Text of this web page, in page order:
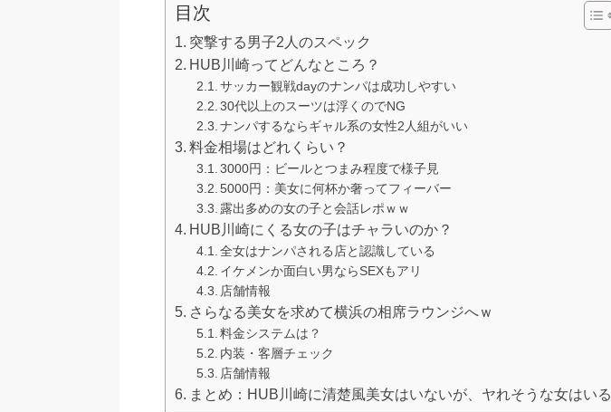
目次
突撃する男子2人のスペック
HUB川崎ってどんなところ？
サッカー観戦dayのナンパは成功しやすい
30代以上のスーツは浮くのでNG
ナンパするならギャル系の女性2人組がいい
料金相場はどれくらい？
3000円：ビールとつまみ程度で様子見
5000円：美女に何杯か奢ってフィーバー
露出多めの女の子と会話レポｗｗ
HUB川崎にくる女の子はチャラいのか？
全女はナンパされる店と認識している
イケメンか面白い男ならSEXもアリ
店舗情報
さらなる美女を求めて横浜の相席ラウンジへｗ
料金システムは？
内装・客層チェック
店舗情報
まとめ：HUB川崎に清楚風美女はいないが、ヤれそうな女はいる